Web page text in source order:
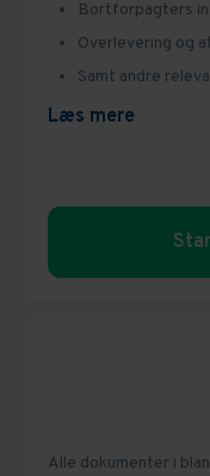
Bortforpagters
Overlevering og
Samt andre
Læs mere
Alle dokumenter i